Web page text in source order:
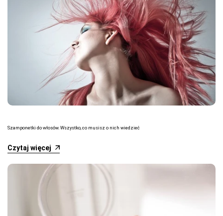
Szamponetki do włosów. Wszystko, co musisz o nich wiedzieć
Czytaj więcej